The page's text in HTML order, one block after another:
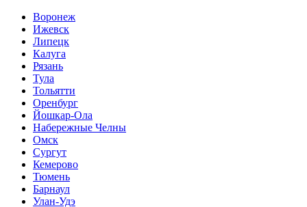
Воронеж
Ижевск
Липецк
Калуга
Рязань
Тула
Тольятти
Оренбург
Йошкар-Ола
Набережные Челны
Омск
Сургут
Кемерово
Тюмень
Барнаул
Улан-Удэ